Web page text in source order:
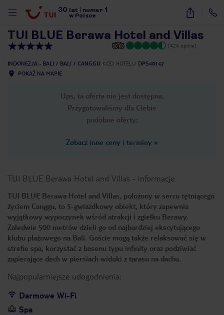
30 lat numer 1
w Polsce
32
TUI BLUE Berawa Hotel and Villas
(424 opinie)
INDONEZJA - BALI BALI CANGGU KOD HOTELU DPS40142
POKAŻ NA MAPIE
Ups, ta oferta nie jest dostępna.
Przygotowaliśmy dla Ciebie
podobne oferty:
Zobacz inne ceny i terminy »
TUI BLUE Berawa Hotel and Villas - informacje
TUI BLUE Berawa Hotel and Villas, położony w sercu tętniącego
życiem Canggu, to 5-gwiazdkowy obiekt, który zapewnia
wyjątkowy wypoczynek wśród atrakcji i zgiełku Berawy.
Zaledwie 500 metrów dzieli go od najbardziej ekscytującego
klubu plażowego na Bali. Goście mogą także relaksować się w
strefie spa, korzystać z basenu typu infinity oraz podziwiać
zapierające dech w piersiach widoki z tarasu na dachu.
Najpopularniejsze udogodnienia:
Darmowe Wi-Fi
Spa